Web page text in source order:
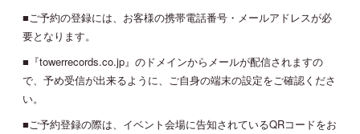
■ご予約の登録には、お客様の携帯電話番号・メールアドレスが必
要となります。
■『towerrecords.co.jp』のドメインからメールが配信されますの
で、予め受信が出来るように、ご自身の端末の設定をご確認くださ
い。
■ご予約登録の際は、イベント会場に告知されているQRコードをお